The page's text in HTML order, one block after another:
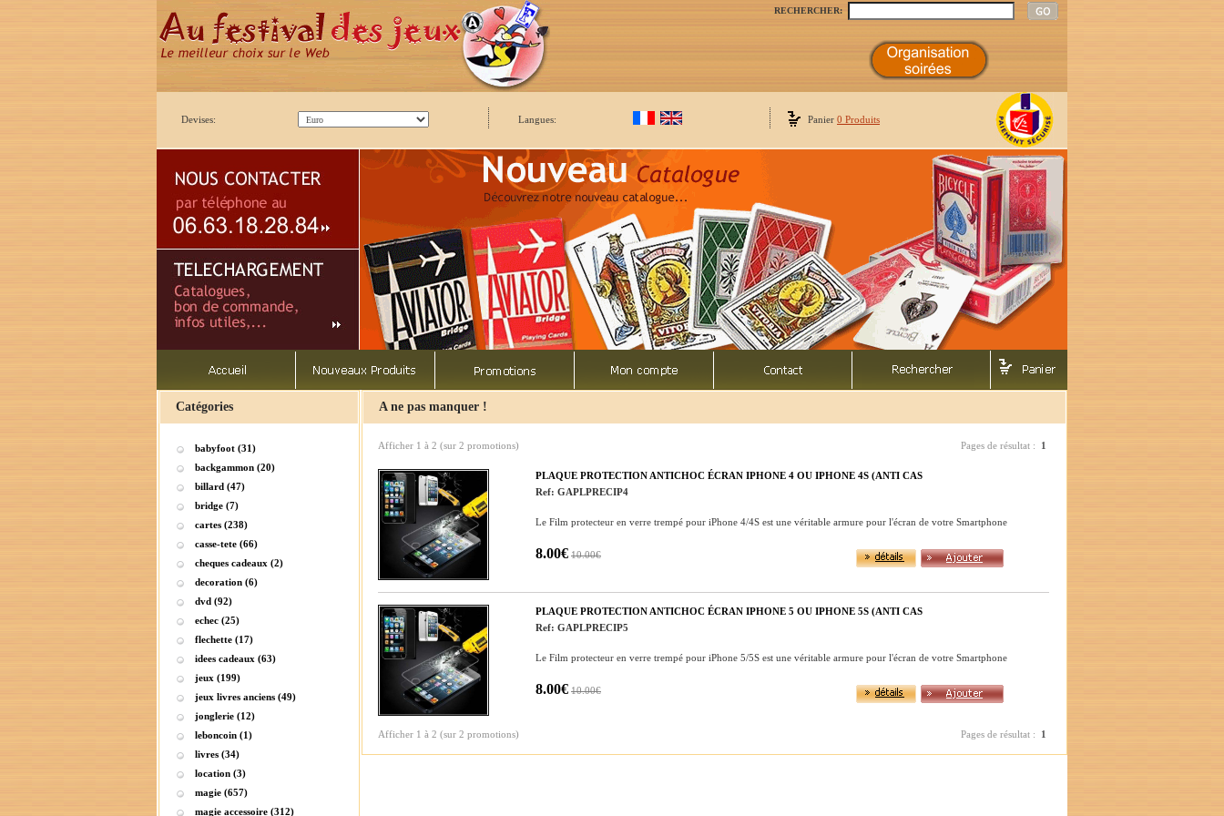
RECHERCHER:
Devises: Langues: Panier 0 Produits
Catégories
babyfoot (31)
backgammon (20)
billard (47)
bridge (7)
cartes (238)
casse-tete (66)
cheques cadeaux (2)
decoration (6)
dvd (92)
echec (25)
flechette (17)
idees cadeaux (63)
jeux (199)
jeux livres anciens (49)
jonglerie (12)
leboncoin (1)
livres (34)
location (3)
magie (657)
magie accessoire (312)
A ne pas manquer !
Afficher 1 à 2 (sur 2 promotions) Pages de résultat : 1
PLAQUE PROTECTION ANTICHOC ÉCRAN IPHONE 4 OU IPHONE 4S (ANTI CAS
Ref: GAPLPRECIP4
Le Film protecteur en verre trempé pour iPhone 4/4S est une véritable armure pour l'écran de votre Smartphone
8.00€ 10.00€
PLAQUE PROTECTION ANTICHOC ÉCRAN IPHONE 5 OU IPHONE 5S (ANTI CAS
Ref: GAPLPRECIP5
Le Film protecteur en verre trempé pour iPhone 5/5S est une véritable armure pour l'écran de votre Smartphone
8.00€ 10.00€
Afficher 1 à 2 (sur 2 promotions) Pages de résultat : 1